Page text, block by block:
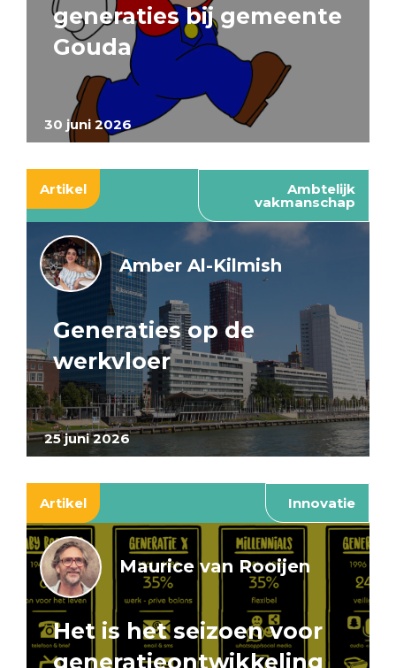
30 juni 2026
generaties bij gemeente
Gouda
Artikel Ambtelijk
vakmanschap
25 juni 2026
Amber Al-Kilmish
Generaties op de
werkvloer
Artikel Innovatie
Maurice van Rooijen
Het is het seizoen voor
generatieontwikkeling